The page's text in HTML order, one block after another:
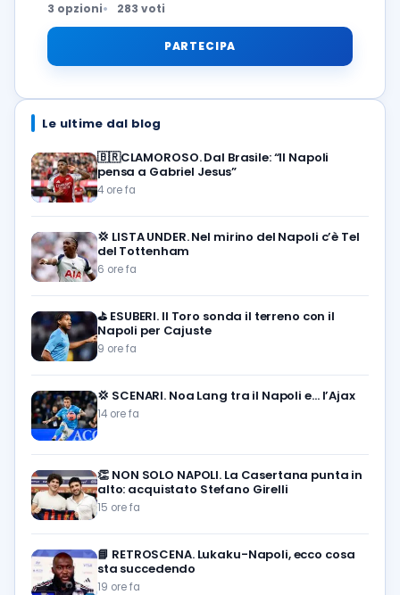
3 opzioni 283 voti
PARTECIPA
Le ultime dal blog
🇧🇷CLAMOROSO. Dal Brasile: “Il Napoli
pensa a Gabriel Jesus”
4 ore fa
💢 LISTA UNDER. Nel mirino del Napoli c’è Tel
del Tottenham
6 ore fa
⛳ ESUBERI. Il Toro sonda il terreno con il
Napoli per Cajuste
9 ore fa
💢 SCENARI. Noa Lang tra il Napoli e… l’Ajax
14 ore fa
👏 NON SOLO NAPOLI. La Casertana punta in
alto: acquistato Stefano Girelli
15 ore fa
📘 RETROSCENA. Lukaku-Napoli, ecco cosa
sta succedendo
19 ore fa